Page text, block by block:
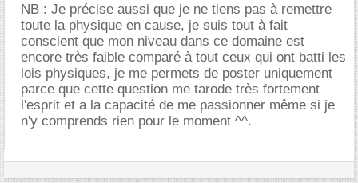
NB : Je précise aussi que je ne tiens pas à remettre
toute la physique en cause, je suis tout à fait
conscient que mon niveau dans ce domaine est
encore très faible comparé à tout ceux qui ont batti les
lois physiques, je me permets de poster uniquement
parce que cette question me tarode très fortement
l'esprit et a la capacité de me passionner même si je
n'y comprends rien pour le moment ^^.